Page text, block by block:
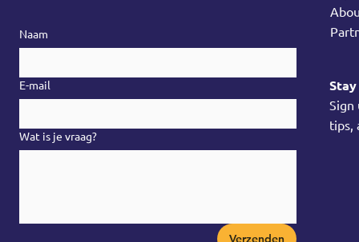
Naam
E-mail
Wat is je vraag?
Verzenden
tips,